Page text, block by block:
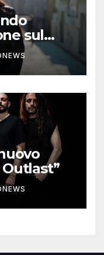
sul
i